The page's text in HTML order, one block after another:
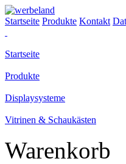
Startseite Produkte Kontakt
Startseite
Produkte
Displaysysteme
Vitrinen & Schaukästen
Warenkorb